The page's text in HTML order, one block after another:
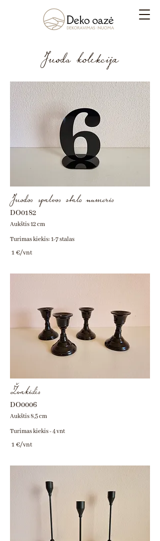
Juoda kolekcija
Juodos spalvos stalo numeris
DO0182
Aukštis 12 cm
Turimas kiekis: 1-7 stalas
1 €/vnt
Žvakidės
DO0006
Aukštis 8,5 cm
Turimas kiekis - 4 vnt
1 €/vnt